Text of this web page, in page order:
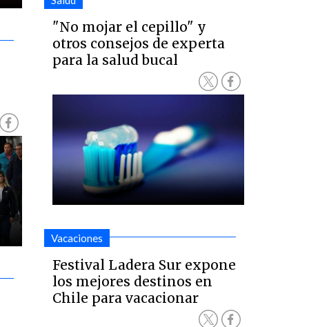
"No mojar el cepillo" y
otros consejos de experta
para la salud bucal
Vacaciones
Festival Ladera Sur expone
los mejores destinos en
Chile para vacacionar